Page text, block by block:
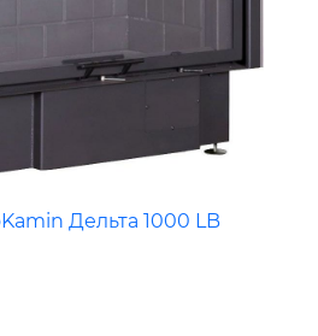
Дельта 1000 LB